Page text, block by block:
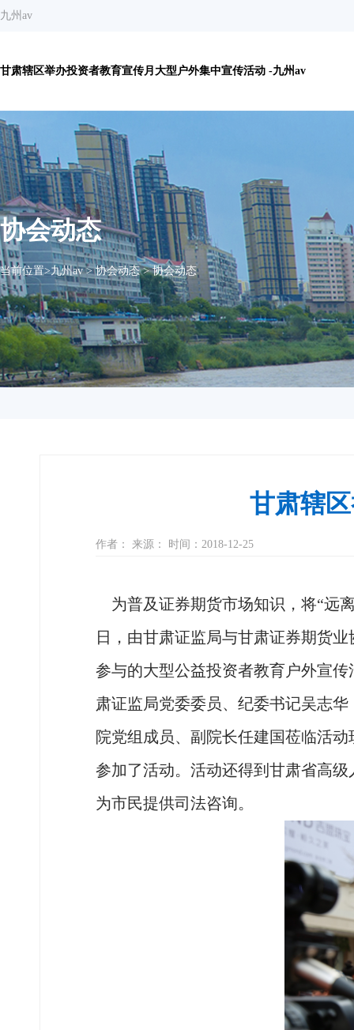
九州av
甘肃辖区举办投资者教育宣传月大型户外集中宣传活动 -九州av
协会动态
当前位置>九州av>协会动态>协会动态
甘肃辖
作者： 来源： 时间：2018-12-25
为普及证券期货市场知识，将“远
日，由甘肃证监局与甘肃证券期货
参与的大型公益投资者教育户外宣
肃证监局党委委员、纪委书记吴志
院党组成员、副院长任建国莅临活
参加了活动。活动还得到甘肃省高
为市民提供司法咨询。